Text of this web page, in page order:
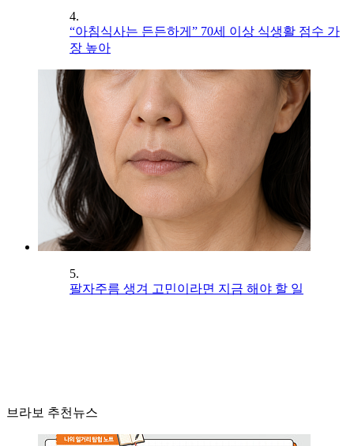
4.
“아침식사는 든든하게” 70세 이상 식생활 점수 가
장 높아
5.
팔자주름 생겨 고민이라면 지금 해야 할 일
브라보 추천뉴스